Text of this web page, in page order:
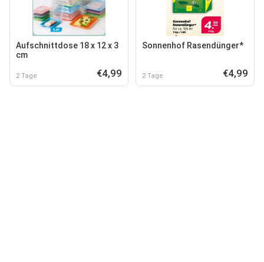
Aufschnittdose 18 x 12 x 3
cm
2 Tage €4,99
Sonnenhof Rasendünger*
2 Tage €4,99